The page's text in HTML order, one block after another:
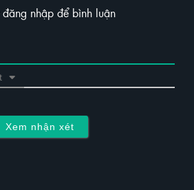
nhập để bình luận
Xem nhận xét